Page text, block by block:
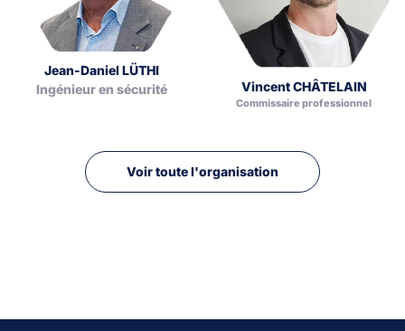
Jean-Daniel LÜTHI
Ingénieur en sécurité
Vincent CHÂTELAIN
Commissaire professionnel
Voir toute l'organisation